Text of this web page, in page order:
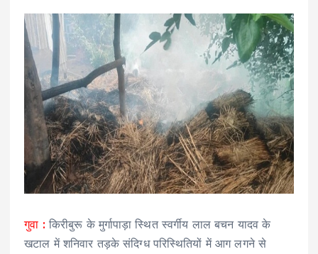
गुवा : किरीबुरू के मुर्गापाड़ा स्थित स्वर्गीय लाल बचन यादव के
खटाल में शनिवार तड़के संदिग्ध परिस्थितियों में आग लगने से